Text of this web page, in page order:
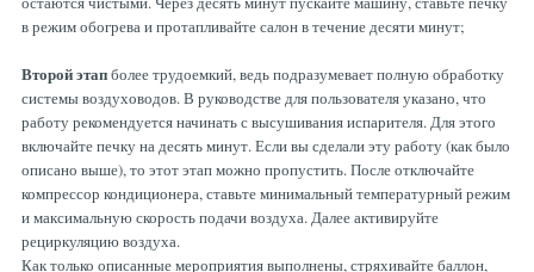
в режим обогрева и протапливайте салон в течение десяти минут;
Второй этапболее трудоемкий, ведь подразумевает полную обработку
системы воздуховодов. В руководстве для пользователя указано, что
работу рекомендуется начинать с высушивания испарителя. Для этого
включайте печку на десять минут. Если вы сделали эту работу (как было
описано выше), то этот этап можно пропустить. После отключайте
компрессор кондиционера, ставьте минимальный температурный режим
и максимальную скорость подачи воздуха. Далее активируйте
рециркуляцию воздуха.
Как только описанные мероприятия выполнены, стряхивайте баллон,